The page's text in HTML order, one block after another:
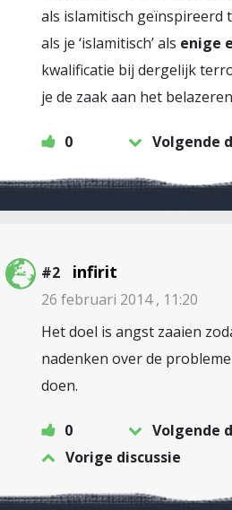
als islamitisch geïnspireerd
als je ‘islamitisch’ als enige
kwalificatie bij dergelijk
je de zaak aan het
0 Volgende
#2 infirit
26 februari 2014 , 11:20
Het doel is angst zaaien
nadenken over de
doen.
0
Volgende
Vorige discussie